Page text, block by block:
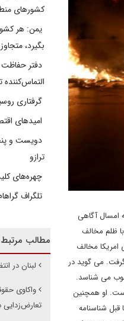
امسال آگاهی
ظلم مخالف
مخالف
می گوید در
می شناسد.
او همچنین
شناسنامه
کشورهای
یمن: هر
بگیرد،
دفتر حفاظت
گرفتاری
امیدهای
دویست و
ترازو
چهره‌های
تلگراف
مطالب مرتبط
لبنان در
واکاوی
تعارض‌زدایی